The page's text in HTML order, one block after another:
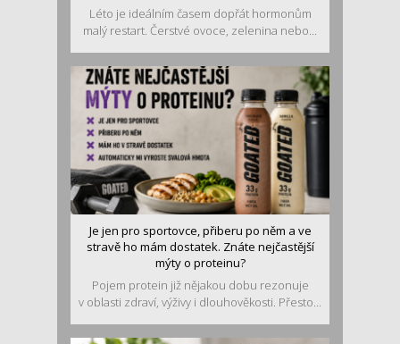
Léto je ideálním časem dopřát hormonům
malý restart. Čerstvé ovoce, zelenina nebo...
Je jen pro sportovce, přiberu po něm a ve
stravě ho mám dostatek. Znáte nejčastější
mýty o proteinu?
Pojem protein již nějakou dobu rezonuje
v oblasti zdraví, výživy i dlouhověkosti. Přesto...